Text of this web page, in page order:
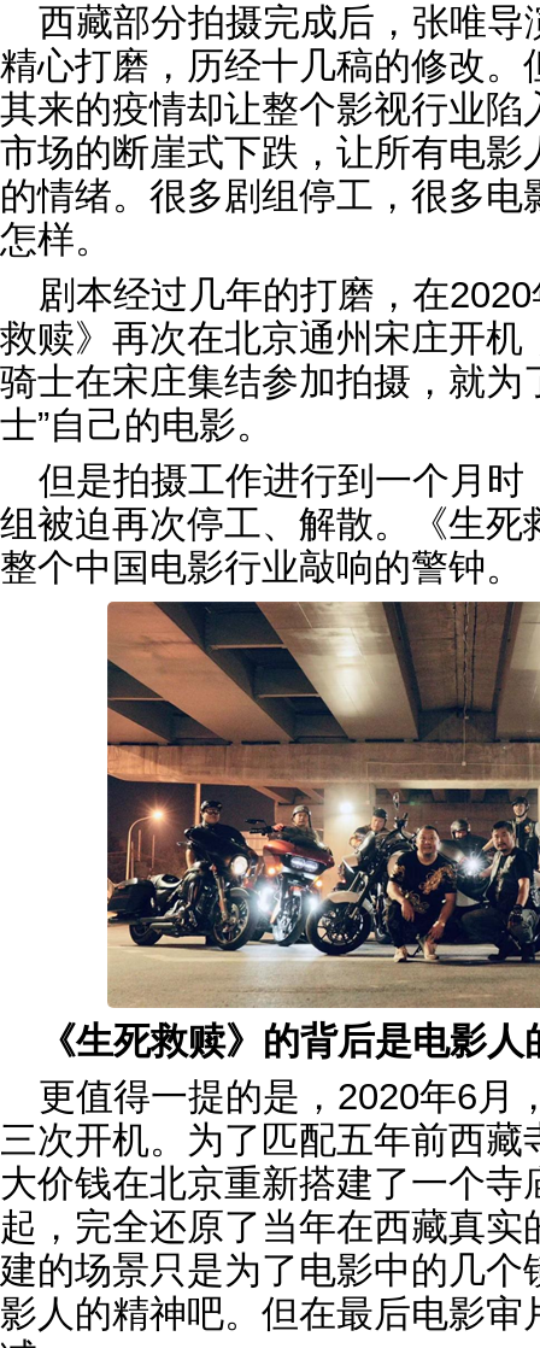
西藏部分拍摄完成后，张唯
精心打磨，历经十几稿的修改。
其来的疫情却让整个影视行业
市场的断崖式下跌，让所有电
的情绪。很多剧组停工，很多
怎样。
剧本经过几年的打磨，在
救赎》再次在北京通州宋庄开
骑士在宋庄集结参加拍摄，就为
士”自己的电影。
但是拍摄工作进行到一个月
组被迫再次停工、解散。《生
整个中国电影行业敲响的警钟。
《生死救赎》的背后是电影
更值得一提的是，2020年6月
三次开机。为了匹配五年前西
大价钱在北京重新搭建了一个
起，完全还原了当年在西藏真
建的场景只是为了电影中的几
影人的精神吧。但在最后电影